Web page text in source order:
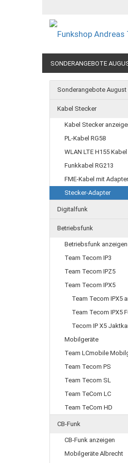
SONDERANGEBOTE
Sonderangebote August
Kabel Stecker
Kabel Stecker
PL-Kabel RG58
WLAN LTE H155
Funkkabel RG213
FME-Kabel mit Adapter
Stecker-Adapter
Digitalfunk
Betriebsfunk
Betriebsfunk anzeigen
Team Tecom IP3
Team Tecom IPZ5
Team Tecom IPX5
Team Tecom IPX5
Team Tecom IPX5
Tecom IP X5
Mobilgeräte
Team LCmobile
Team Tecom PS
Team Tecom SL
Team TeCom LC
Team TeCom HD
CB-Funk
CB-Funk anzeigen
Mobilgeräte Albrecht